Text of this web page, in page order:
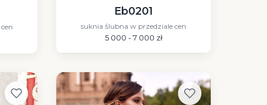
Eb0201
suknia ślubna w przedziale cen
5 000 - 7 000 zł